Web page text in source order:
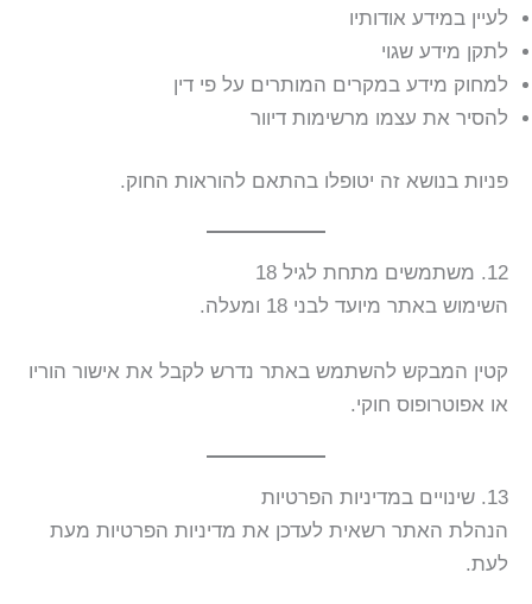
לעיין במידע אודותיו
לתקן מידע שגוי
למחוק מידע במקרים המותרים על פי דין
להסיר את עצמו מרשימות דיוור
פניות בנושא זה יטופלו בהתאם להוראות החוק.
12. משתמשים מתחת לגיל 18
השימוש באתר מיועד לבני 18 ומעלה.
קטין המבקש להשתמש באתר נדרש לקבל את אישור הוריו
או אפוטרופוס חוקי.
13. שינויים במדיניות הפרטיות
הנהלת האתר רשאית לעדכן את מדיניות הפרטיות מעת
לעת.